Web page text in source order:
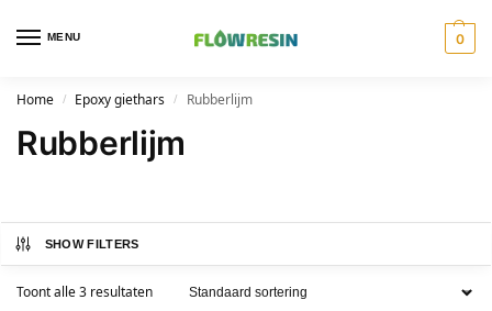
MENU 0
Home / Epoxy giethars / Rubberlijm
Rubberlijm
SHOW FILTERS
Toont alle 3 resultaten